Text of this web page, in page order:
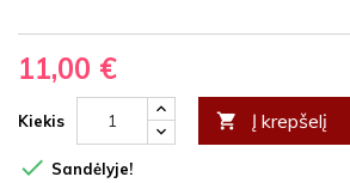
11,00 €
Kiekis  Į krepšelį
 Sandėlyje!